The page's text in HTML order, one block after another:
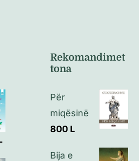
Politikat e kthimeve
Politikat e privatësisë
Rekomandimet
tona
Për
miqësinë
800 L
Bija e